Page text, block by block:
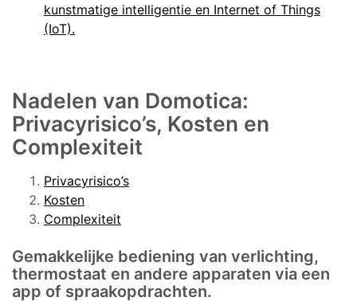
kunstmatige intelligentie en Internet of Things
(IoT).
Nadelen van Domotica:
Privacyrisico’s, Kosten en
Complexiteit
Privacyrisico’s
Kosten
Complexiteit
Gemakkelijke bediening van verlichting,
thermostaat en andere apparaten via een
app of spraakopdrachten.